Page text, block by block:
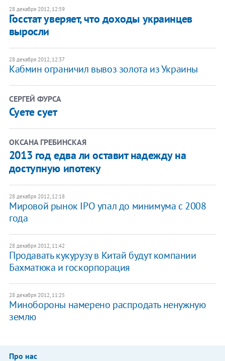
28 декабря 2012, 12:59
Госстат уверяет, что доходы украинцев
выросли
28 декабря 2012, 12:37
Кабмин ограничил вывоз золота из Украины
СЕРГЕЙ ФУРСА
Суете сует
ОКСАНА ГРЕБИНСКАЯ
2013 год едва ли оставит надежду на
доступную ипотеку
28 декабря 2012, 12:18
Мировой рынок IPO упал до минимума с 2008
года
28 декабря 2012, 11:42
Продавать кукурузу в Китай будут компании
Бахматюка и госкорпорация
28 декабря 2012, 11:25
Минобороны намерено распродать ненужную
землю
Про нас